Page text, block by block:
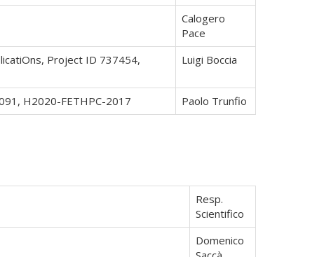
Calogero
Pace
Project ID 737454,
Luigi Boccia
H2020-FETHPC-2017 Paolo Trunfio
Resp.
Scientifico
Domenico